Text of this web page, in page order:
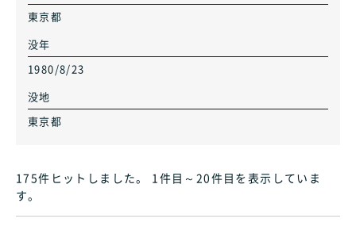
東京都
没年
1980/8/23
没地
東京都
175件ヒット しました。 1件目～20件目 を表示していま
す。